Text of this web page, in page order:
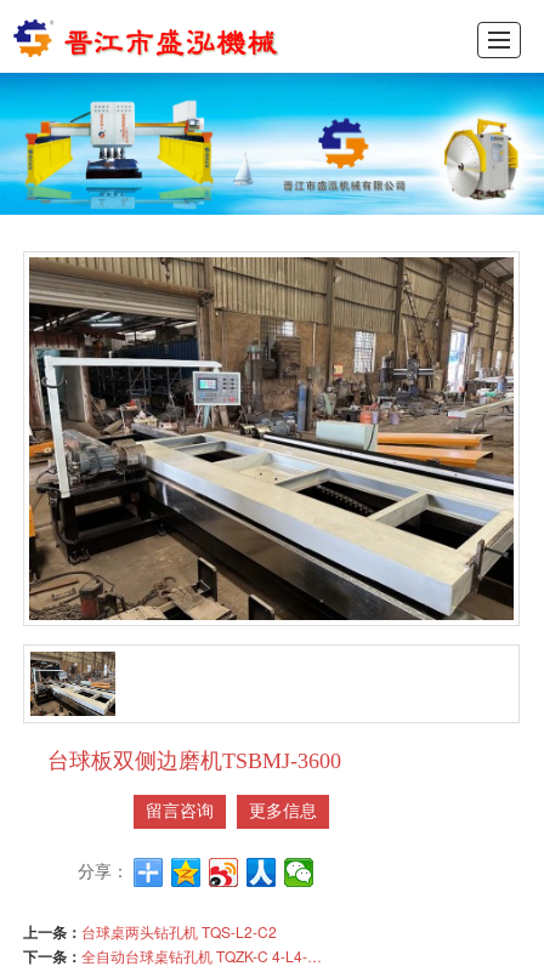
产品展示 新闻动态 联系我们 ENGLISH
台球板双侧边磨机TSBMJ-3600
留言咨询 更多信息
分享：
上一条： 台球桌两头钻孔机 TQS-L2-C2
下一条： 全自动台球桌钻孔机 TQZK-C 4-L4-D6